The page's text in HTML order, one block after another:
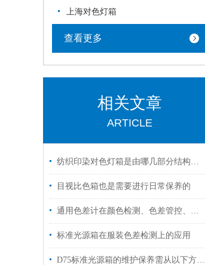
上海对色灯箱
查看更多
相关文章
ARTICLE
纺织印染对色灯箱是由哪几部分结构组成的呢？
目视比色箱也是需要进行日常保养的
通用色差计在颜色检测、色差管控、数据量传对色差的控制
标准光源箱在服装色差检测上的应用
D75标准光源箱的维护保养需从以下方面入手